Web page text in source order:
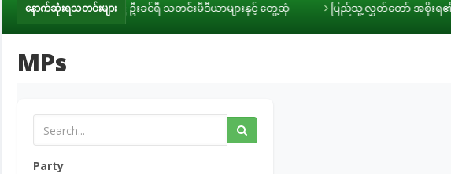
နောက်ဆုံးရသတင်းများ
ဥက္ကဋ္ဌ ဦးခင်ရီ သတင်းမီဒီယာများနှင့် တွေ့ဆုံ ပြည်သူ့လွှတ်တော် အစိုးရ၏ အာမခံချက်များ၊
MPs
Party